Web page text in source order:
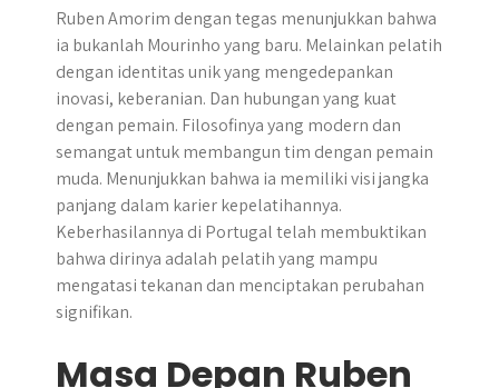
Ruben Amorim dengan tegas menunjukkan bahwa
ia bukanlah Mourinho yang baru. Melainkan pelatih
dengan identitas unik yang mengedepankan
inovasi, keberanian. Dan hubungan yang kuat
dengan pemain. Filosofinya yang modern dan
semangat untuk membangun tim dengan pemain
muda. Menunjukkan bahwa ia memiliki visi jangka
panjang dalam karier kepelatihannya.
Keberhasilannya di Portugal telah membuktikan
bahwa dirinya adalah pelatih yang mampu
mengatasi tekanan dan menciptakan perubahan
signifikan.
Masa Depan Ruben